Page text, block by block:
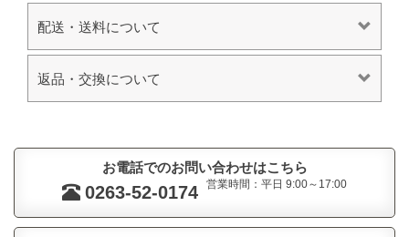
配送・送料について
返品・交換について
お電話でのお問い合わせはこちら
0263-52-0174 営業時間：平日 9:00～17:00